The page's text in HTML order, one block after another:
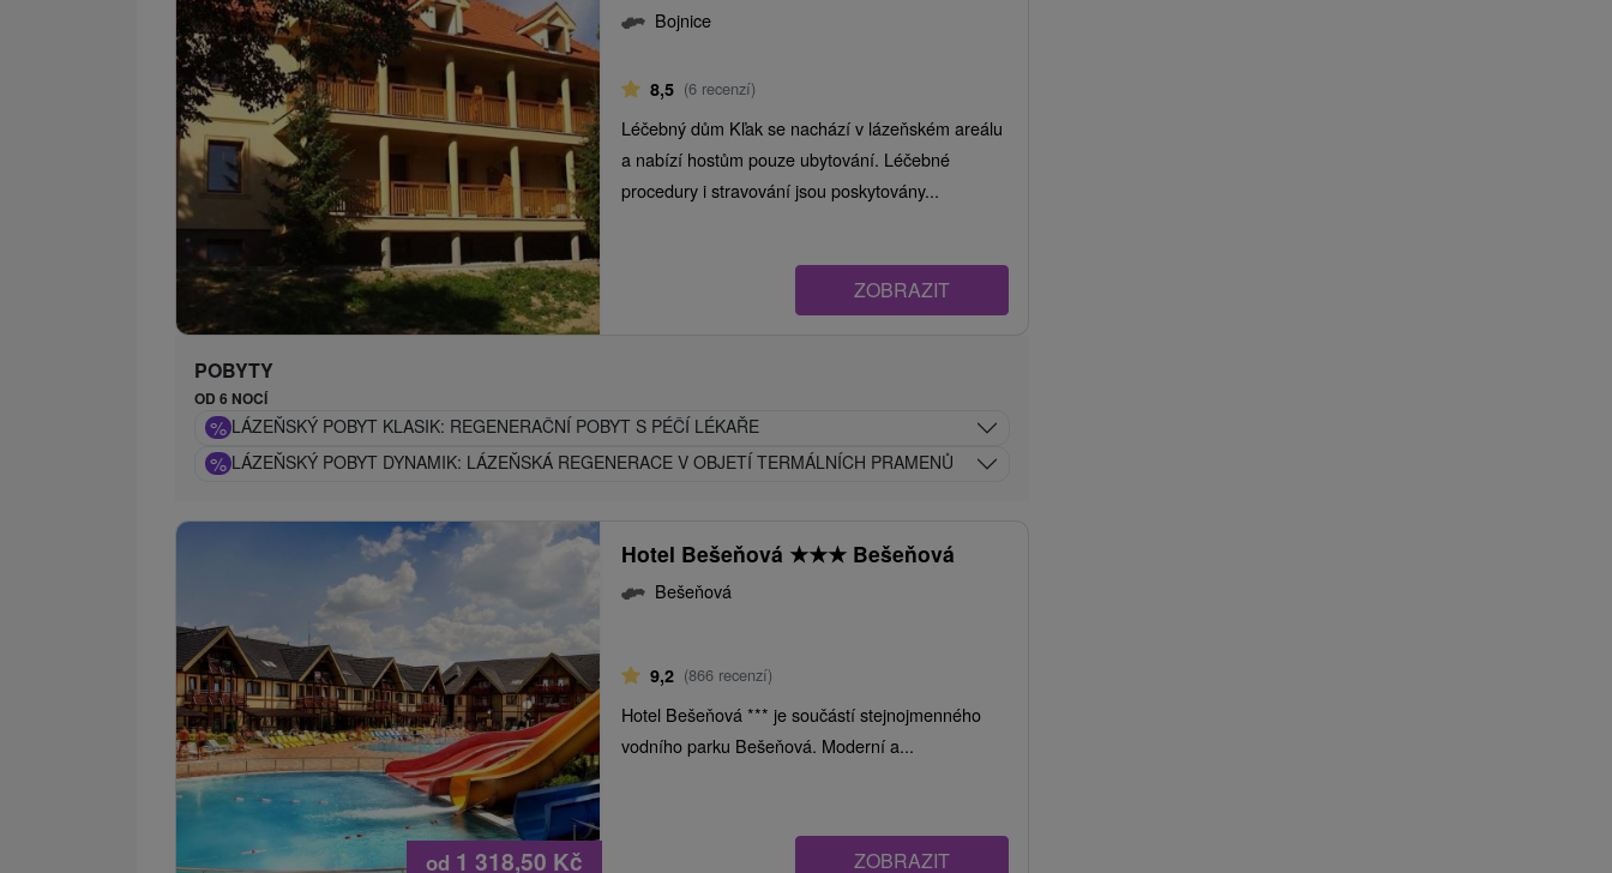
Bojnice
8,5 (6 recenzí)
Léčebný dům Kľak se nachází v lázeňském areálu
a nabízí hostům pouze ubytování. Léčebné
procedury i stravování jsou poskytovány...
ZOBRAZIT
POBYTY
OD 6 NOCÍ
% LÁZEŇSKÝ POBYT KLASIK: REGENERAČNÍ POBYT S PÉČÍ LÉKAŘE
% LÁZEŇSKÝ POBYT DYNAMIK: LÁZEŇSKÁ REGENERACE V OBJETÍ TERMÁLNÍCH PRAMENŮ
od 1 318,50 Kč
Hotel Bešeňová ★★★ Bešeňová
Bešeňová
9,2 (866 recenzí)
Hotel Bešeňová *** je součástí stejnojmenného
vodního parku Bešeňová. Moderní a...
ZOBRAZIT